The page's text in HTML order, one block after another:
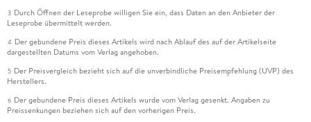
3 Durch Öffnen der Leseprobe willigen Sie ein, dass Daten an den Anbieter der
Leseprobe übermittelt werden.
4 Der gebundene Preis dieses Artikels wird nach Ablauf des auf der Artikelseite
dargestellten Datums vom Verlag angehoben.
5 Der Preisvergleich bezieht sich auf die unverbindliche Preisempfehlung (UVP) des
Herstellers.
6 Der gebundene Preis dieses Artikels wurde vom Verlag gesenkt. Angaben zu
Preissenkungen beziehen sich auf den vorherigen Preis.